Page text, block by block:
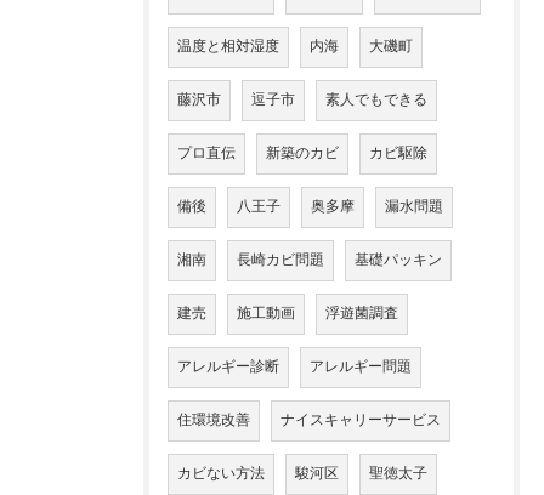
温度と相対湿度 内海 大磯町
藤沢市 逗子市 素人でもできる
プロ直伝 新築のカビ カビ駆除
備後 八王子 奥多摩 漏水問題
湘南 長崎カビ問題 基礎パッキン
建売 施工動画 浮遊菌調査
アレルギー診断 アレルギー問題
住環境改善 ナイスキャリーサービス
カビない方法 駿河区 聖徳太子